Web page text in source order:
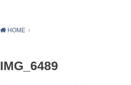
HOME
IMG_6489